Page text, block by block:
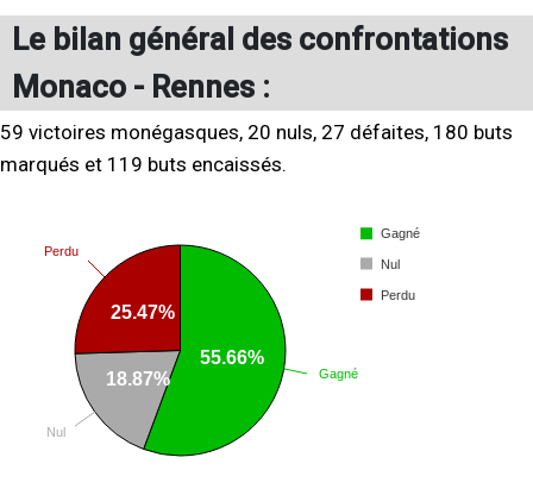
Le bilan général des confrontations
Monaco - Rennes :
59 victoires monégasques, 20 nuls, 27 défaites, 180 buts
marqués et 119 buts encaissés.